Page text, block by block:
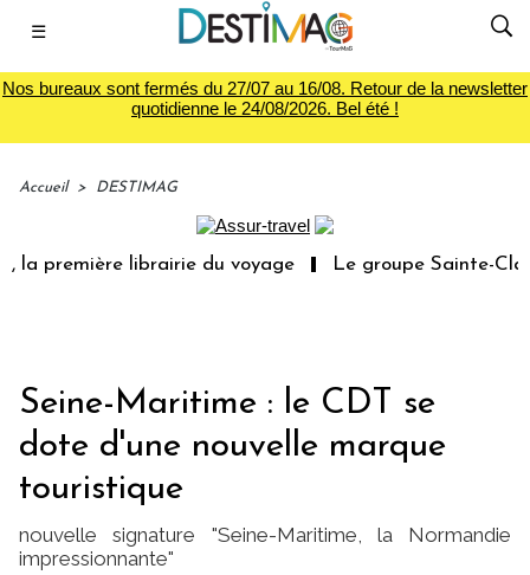
☰
Nos bureaux sont fermés du 27/07 au 16/08. Retour de la newsletter
quotidienne le 24/08/2026. Bel été !
Accueil > DESTIMAG
première librairie du voyage Le groupe Sainte-
Seine-Maritime : le CDT se
dote d'une nouvelle marque
touristique
nouvelle signature "Seine-Maritime, la Normandie
impressionnante"